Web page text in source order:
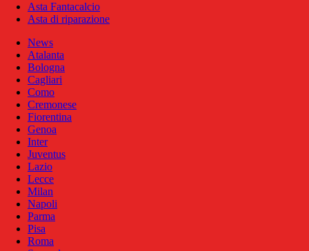
Asta Fantacalcio
Asta di riparazione
News
Atalanta
Bologna
Cagliari
Como
Cremonese
Fiorentina
Genoa
Inter
Juventus
Lazio
Lecce
Milan
Napoli
Parma
Pisa
Roma